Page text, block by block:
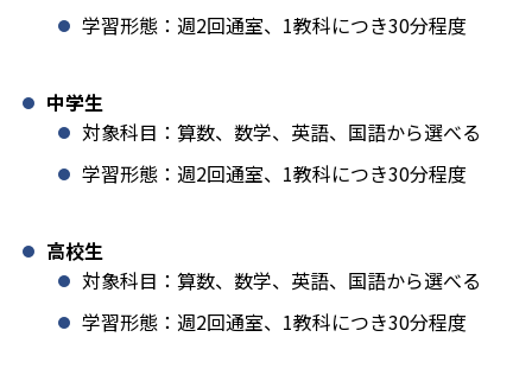
学習形態：週2回通室、1教科につき30分程度
中学生
対象科目：算数、数学、英語、国語から選べる
学習形態：週2回通室、1教科につき30分程度
高校生
対象科目：算数、数学、英語、国語から選べる
学習形態：週2回通室、1教科につき30分程度